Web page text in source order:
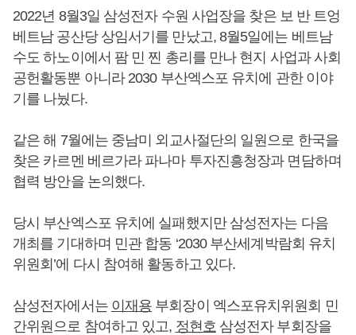
2022년 8월3일 삼성전자 수원 사업장을 찾은 보 반 트엉
베트남 공산당 상임서기를 만났고, 8월5일에는 베트남
수도 하노이에서 팜 민 찐 총리를 만나 현지 사업과 사회
공헌활동뿐 아니라 2030 부산엑스포 유치에 관한 이야
기를 나눴다.
같은 해 7월에는 중남미 외교사절단의 일원으로 한국을
찾은 카르멘 베르가라 파나마 투자진흥청장과 면담하며
협력 방안을 논의했다.
당시 부산엑스포 유치에 실패했지만 삼성전자는 다음
개최를 기대하며 민관 합동 ‘2030 부산세계박람회 유치
위원회’에 다시 참여해 활동하고 있다.
삼성전자에서는 이재용 부회장이 엑스포유치위원회 민
간위원으로 참여하고 있고, 정현호 삼성전자 부회장을